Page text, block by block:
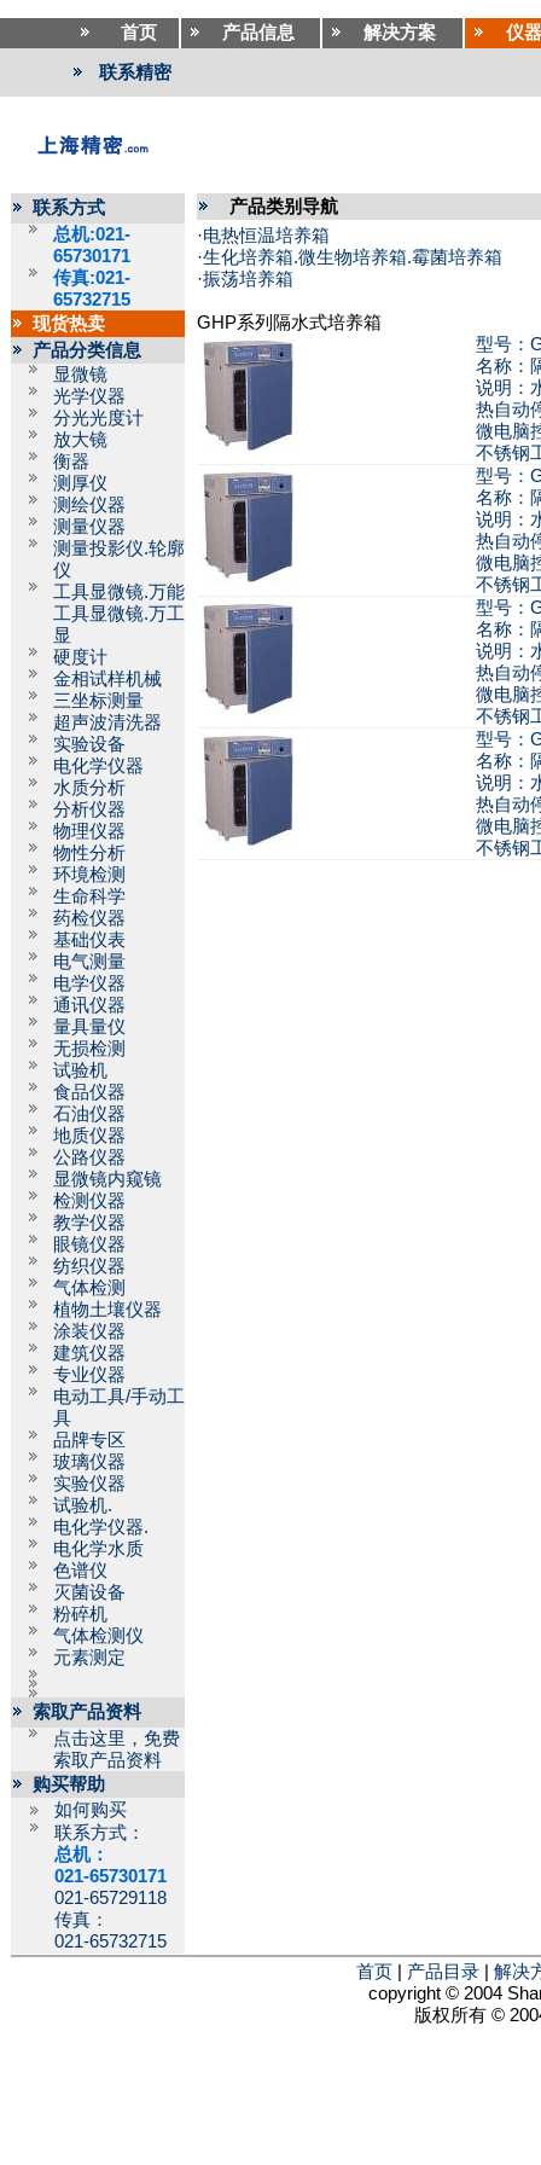
首页 产品信息 解决方案 仪
联系精密
联系方式
总机:021-
65730171
传真:021-
65732715
现货热卖
产品分类信息
显微镜
光学仪器
分光光度计
放大镜
衡器
测厚仪
测绘仪器
测量仪器
测量投影仪.轮廓
仪
工具显微镜.万能
工具显微镜.万工
显
硬度计
金相试样机械
三坐标测量
超声波清洗器
实验设备
电化学仪器
水质分析
分析仪器
物理仪器
物性分析
环境检测
生命科学
药检仪器
基础仪表
电气测量
电学仪器
通讯仪器
量具量仪
无损检测
试验机
食品仪器
石油仪器
地质仪器
公路仪器
显微镜内窥镜
检测仪器
教学仪器
眼镜仪器
纺织仪器
气体检测
植物土壤仪器
涂装仪器
建筑仪器
专业仪器
电动工具/手动工
具
品牌专区
玻璃仪器
实验仪器
试验机.
电化学仪器.
电化学水质
色谱仪
灭菌设备
粉碎机
气体检测仪
元素测定
索取产品资料
点击这里，免费
索取产品资料
购买帮助
如何购买
联系方式：
总机：
021-65730171
021-65729118
传真：
021-65732715
产品类别导航
·电热恒温培养箱
·生化培养箱.微生物培养箱.霉菌培养箱
·振荡培养箱
GHP系列隔水式培养箱
型号：
名称：
说明：
热自动
微电脑
不锈钢
型号：
名称：
说明：
热自动
微电脑
不锈钢
型号：
名称：
说明：
热自动
微电脑
不锈钢
型号：
名称：
说明：
热自动
微电脑
不锈钢
首页 产品目录
解决
copyright © 2004
版权所有 ©